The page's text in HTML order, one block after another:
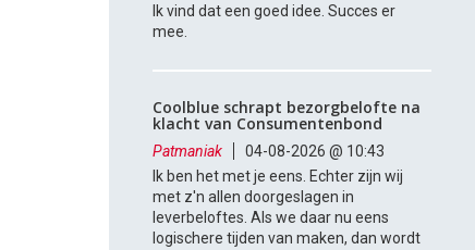
Ik vind dat een goed idee. Succes er
mee.
Coolblue schrapt bezorgbelofte na
klacht van Consumentenbond
Patmaniak
04-08-2026 @ 10:43
Ik ben het met je eens. Echter zijn wij
met z'n allen doorgeslagen in
leverbeloftes. Als we daar nu eens
logischere tijden van maken, dan wordt